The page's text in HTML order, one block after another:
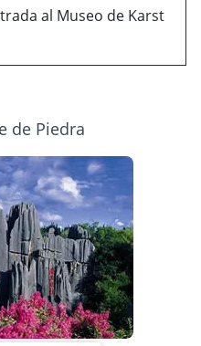
al Museo de Karst
de Piedra